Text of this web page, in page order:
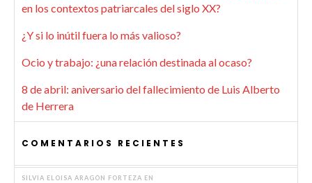
en los contextos patriarcales del siglo XX?
¿Y si lo inútil fuera lo más valioso?
Ocio y trabajo: ¿una relación destinada al ocaso?
8 de abril: aniversario del fallecimiento de Luis Alberto
de Herrera
COMENTARIOS RECIENTES
SILVIA ELOISA ARAGÓN FORTEZA EN